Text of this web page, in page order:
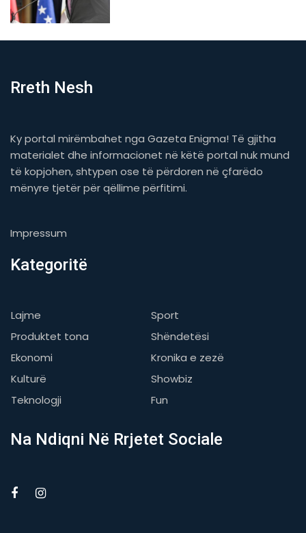
Rreth Nesh
Ky portal mirëmbahet nga Gazeta Enigma! Të gjitha
materialet dhe informacionet në këtë portal nuk mund
të kopjohen, shtypen ose të përdoren në çfarëdo
mënyre tjetër për qëllime përfitimi.
Impressum
Kategoritë
Lajme
Sport
Produktet tona
Shëndetësi
Ekonomi
Kronika e zezë
Kulturë
Showbiz
Teknologji
Fun
Na Ndiqni Në Rrjetet Sociale